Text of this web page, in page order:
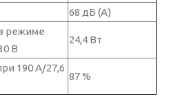
68 дБ (А)
режиме
В
24,4 Вт
190 А/27,6
87 %